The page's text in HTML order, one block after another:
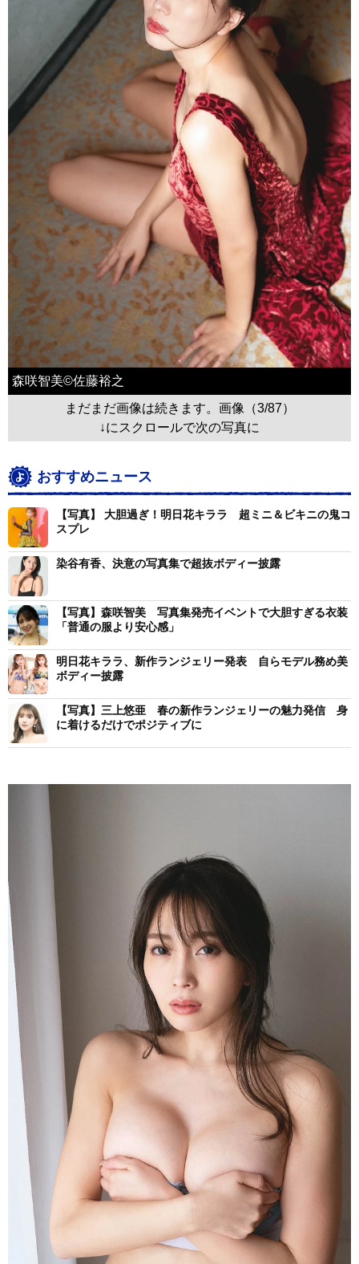
森咲智美©佐藤裕之
まだまだ画像は続きます。画像（3/87）
↓にスクロールで次の写真に
おすすめニュース
【写真】 大胆過ぎ！明日花キララ 超ミニ＆ビキニの鬼コ
スプレ
染谷有香、決意の写真集で超抜ボディー披露
【写真】森咲智美 写真集発売イベントで大胆すぎる衣装
「普通の服より安心感」
明日花キララ、新作ランジェリー発表 自らモデル務め美
ボディー披露
【写真】三上悠亜 春の新作ランジェリーの魅力発信 身
に着けるだけでポジティブに